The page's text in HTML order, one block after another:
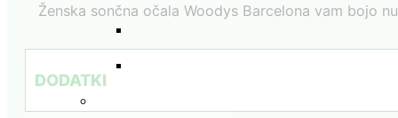
Ženska sončna očala Woodys Barcelona vam bojo
DODATKI